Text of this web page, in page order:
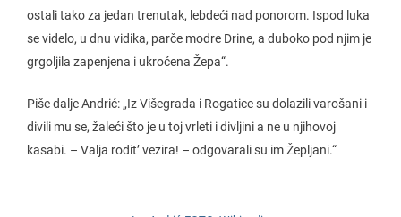
ostali tako za jedan trenutak, lebdeći nad ponorom. Ispod luka
se videlo, u dnu vidika, parče modre Drine, a duboko pod njim je
grgoljila zapenjena i ukroćena Žepa“.
Piše dalje Andrić: „Iz Višegrada i Rogatice su dolazili varošani i
divili mu se, žaleći što je u toj vrleti i divljini a ne u njihovoj
kasabi. – Valja rodit’ vezira! – odgovarali su im Žepljani.“